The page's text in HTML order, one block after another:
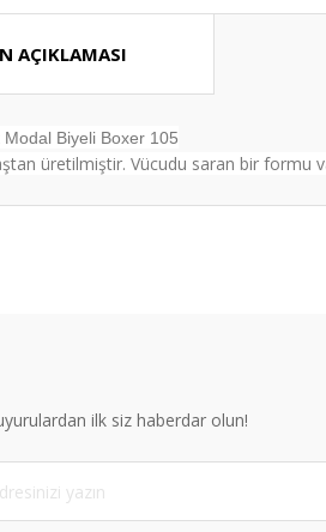
AÇIKLAMASI
Modal Biyeli Boxer 105
üretilmiştir. Vücudu saran bir formu
hatalar bulunuyor.
diğer sitelerden daha pahalı.
farklı alternatifler olmalı.
ilk siz haberdar olun!